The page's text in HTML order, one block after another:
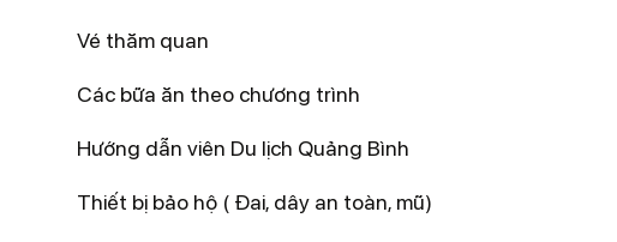
Vé thăm quan
Các bữa ăn theo chương trình
Hướng dẫn viên Du lịch Quảng Bình
Thiết bị bảo hộ ( Đai, dây an toàn, mũ)